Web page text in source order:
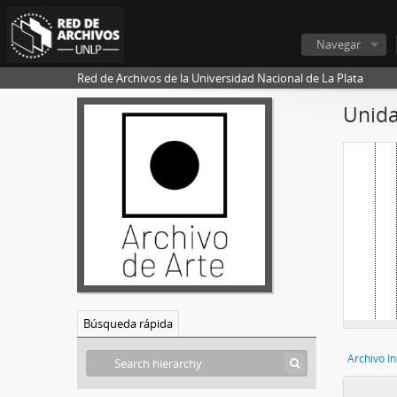
Navegar
Red de Archivos de la Universidad Nacional de La Plata
Búsqueda rápida
Archivo